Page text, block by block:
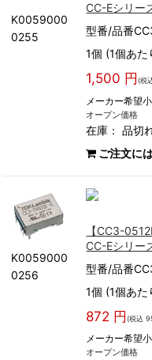
K0059000
0255
CC-Eシリー
型番/品番
1個 (1個あ
1,500 円 (税
メーカー希望
オープン価格
在庫：品切
ご注文に
K0059000
0256
【CC3-
CC-Eシリー
型番/品番
1個 (1個あ
872 円 (税込
メーカー希望
オープン価格